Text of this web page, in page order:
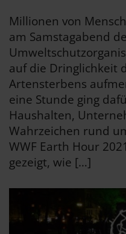
Millionen von
am Samstagabend
auf die Dringlichkeit
Artensterbens
eine Stunde ging
Haushalten,
Wahrzeichen rund
WWF Earth Hour
gezeigt, wie […]